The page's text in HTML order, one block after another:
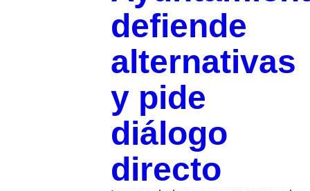
defiende
alternativas
y pide
diálogo
directo